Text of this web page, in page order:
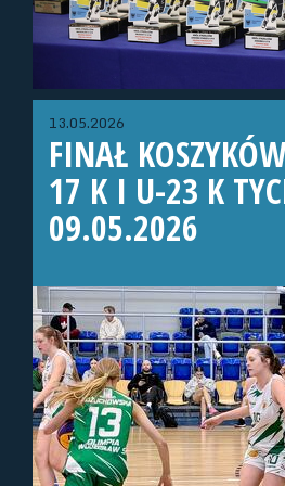
13.05.2026
FINAŁ
17 K I U-23 K
09.05.2026